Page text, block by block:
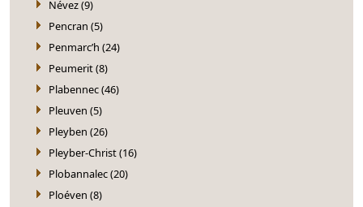
Névez (9)
Pencran (5)
Penmarc’h (24)
Peumerit (8)
Plabennec (46)
Pleuven (5)
Pleyben (26)
Pleyber-Christ (16)
Plobannalec (20)
Ploéven (8)